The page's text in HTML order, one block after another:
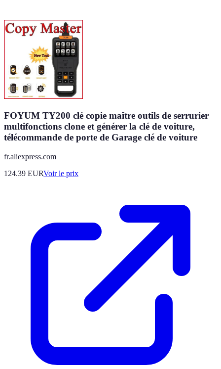
FOYUM TY200 clé copie maître outils de serrurier
multifonctions clone et générer la clé de voiture,
télécommande de porte de Garage clé de voiture
fr.aliexpress.com
124.39 EURVoir le prix